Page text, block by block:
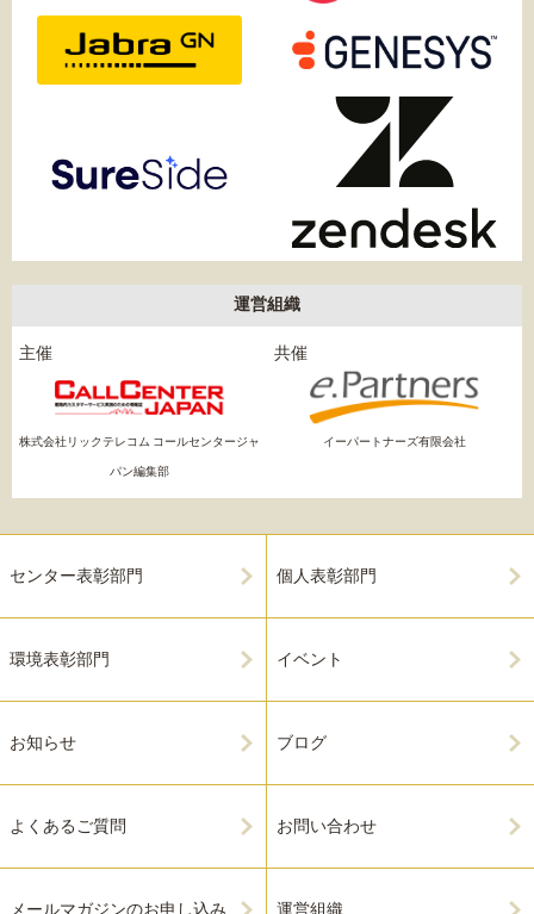
運営組織
主催
株式会社リックテレコム コールセンタージャ
パン編集部
共催
イーパートナーズ有限会社
センター表彰部門 個人表彰部門
環境表彰部門 イベント
お知らせ ブログ
よくあるご質問 お問い合わせ
メールマガジンのお申し込み 運営組織